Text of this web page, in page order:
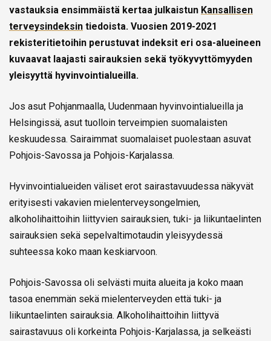
vastauksia ensimmäistä kertaa julkaistun Kansallisen
terveysindeksin tiedoista. Vuosien 2019-2021
rekisteritietoihin perustuvat indeksit eri osa-alueineen
kuvaavat laajasti sairauksien sekä työkyvyttömyyden
yleisyyttä hyvinvointialueilla.
Jos asut Pohjanmaalla, Uudenmaan hyvinvointialueilla ja
Helsingissä, asut tuolloin terveimpien suomalaisten
keskuudessa. Sairaimmat suomalaiset puolestaan asuvat
Pohjois-Savossa ja Pohjois-Karjalassa.
Hyvinvointialueiden väliset erot sairastavuudessa näkyvät
erityisesti vakavien mielenterveysongelmien,
alkoholihaittoihin liittyvien sairauksien, tuki- ja liikuntaelinten
sairauksien sekä sepelvaltimotaudin yleisyydessä
suhteessa koko maan keskiarvoon.
Pohjois-Savossa oli selvästi muita alueita ja koko maan
tasoa enemmän sekä mielenterveyden että tuki- ja
liikuntaelinten sairauksia. Alkoholihaittoihin liittyvä
sairastavuus oli korkeinta Pohjois-Karjalassa, ja selkeästi